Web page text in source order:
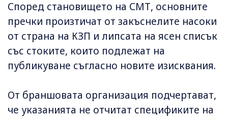
Според становището на СМТ, основните
пречки произтичат от закъснелите насоки
от страна на КЗП и липсата на ясен списък
със стоките, които подлежат на
публикуване съгласно новите изисквания.
От браншовата организация подчертават,
че указанията не отчитат спецификите на